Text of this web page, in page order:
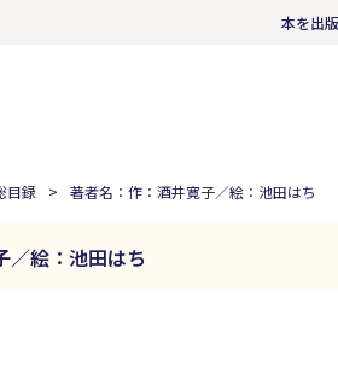
本を出
目録 著者名：作：酒井寛子／絵：池田はち
／絵：池田はち